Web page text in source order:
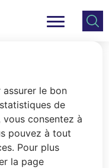
le bon
de
consentez à
pouvez à tout
Pour plus
la page
Consulter
le plan
Menu principal
Culturel